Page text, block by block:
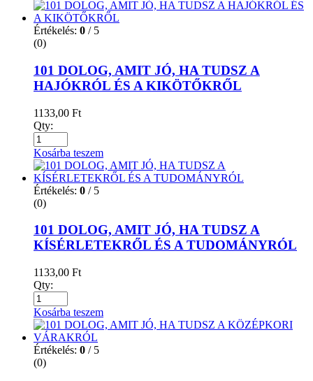
Értékelés: 0 / 5
(0)
101 DOLOG, AMIT JÓ, HA TUDSZ A
HAJÓKRÓL ÉS A KIKÖTŐKRŐL
1133,00 Ft
Qty:
Kosárba teszem
Értékelés: 0 / 5
(0)
101 DOLOG, AMIT JÓ, HA TUDSZ A
KÍSÉRLETEKRŐL ÉS A TUDOMÁNYRÓL
1133,00 Ft
Qty:
Kosárba teszem
Értékelés: 0 / 5
(0)